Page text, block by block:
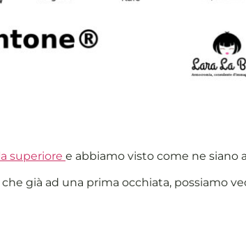
superiore e abbiamo visto come ne siano
già ad una prima occhiata, possiamo